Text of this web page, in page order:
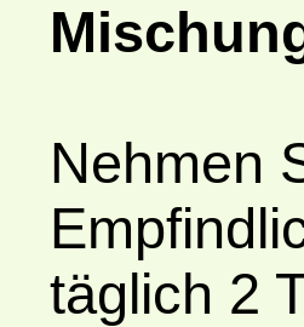
Nehmen
täglich 2